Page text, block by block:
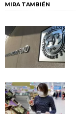
MIRA TAMBIÉN